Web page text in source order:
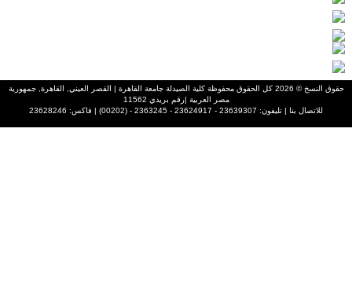
حقوق النسخ ©
2026 كل الحقوق محفوظة كلية الصيدلة جامعة القاهرة | القصر العيني, القاهرة, جمهورية
مصر العربية |رقم بريدي 11562
للاتصال بنا | تليفون: 23639307 - 23624917 - 2363245 - (00202) | فاكس: 23628246